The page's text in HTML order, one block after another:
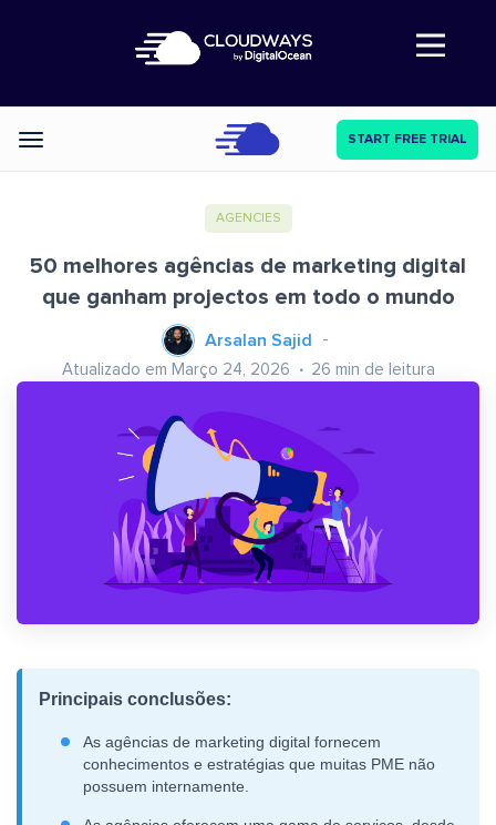
Abre a navegação
Categories START FREE TRIAL
AGENCIES
50 melhores agências de marketing digital
que ganham projectos em todo o mundo
Arsalan Sajid
Atualizado em Março 24, 2026 26 min de leitura
Principais conclusões:
As agências de marketing digital fornecem
conhecimentos e estratégias que muitas PME não
possuem internamente.